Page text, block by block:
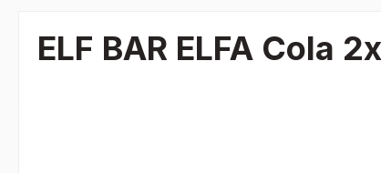
ELF BAR ELFA Cola